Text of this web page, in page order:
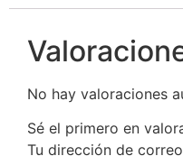
No hay valoraciones
Sé el primero en
Tu dirección de